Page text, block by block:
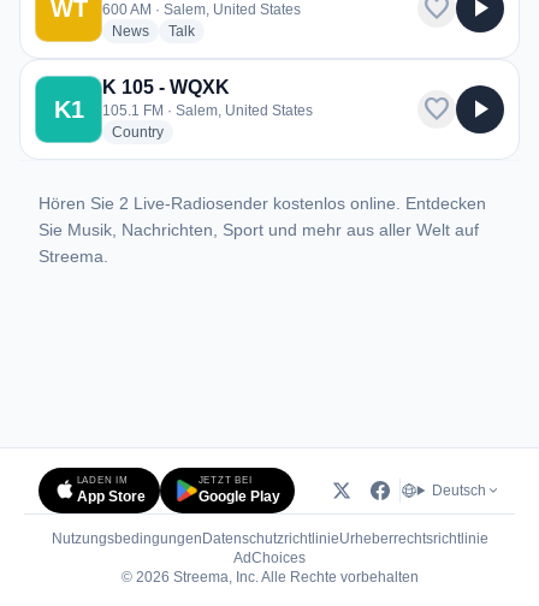
WT
600 AM · Salem, United States
Newsradio stations
Talkradio stations
favorite play_arrow
K1
K 105 - WQXK
105.1 FM · Salem, United States
Countryradio stations
favorite play_arrow
Hören Sie 2 Live-Radiosender kostenlos online. Entdecken
Sie Musik, Nachrichten, Sport und mehr aus aller Welt auf
Streema.
LADEN IM
App Store
JETZT BEI
Google Play Deutsch
Nutzungsbedingungen DatenschutzrichtlinieUrheberrechtsrichtlinie
AdChoices(öffnet in neuem Tab)
© 2026 Streema, Inc. Alle Rechte vorbehalten